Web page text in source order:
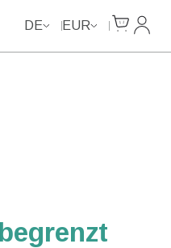
DE EUR
Mein